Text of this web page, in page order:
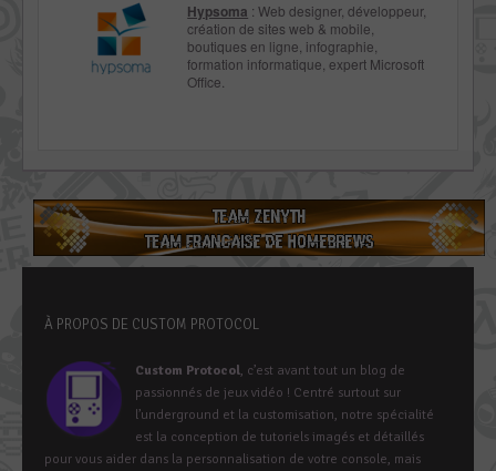
Hypsoma : Web designer, développeur,
création de sites web & mobile,
boutiques en ligne, infographie,
formation informatique, expert Microsoft
Office.
À PROPOS DE CUSTOM PROTOCOL
Custom Protocol, c’est avant tout un blog de
passionnés de jeux vidéo ! Centré surtout sur
l’underground et la customisation, notre spécialité
est la conception de tutoriels imagés et détaillés
pour vous aider dans la personnalisation de votre console, mais